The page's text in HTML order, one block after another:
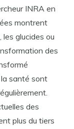
INRA en
montrent
les glucides ou
des
santé sont
des
plus du tiers